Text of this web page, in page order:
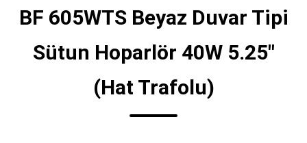
BF 605WTS Beyaz Duvar Tipi
Sütun Hoparlör 40W 5.25"
(Hat Trafolu)